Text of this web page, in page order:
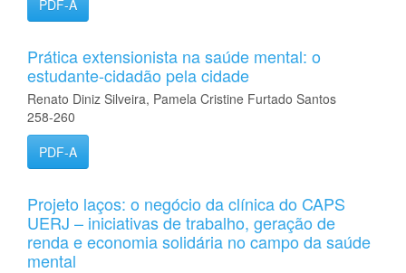
PDF-A
Prática extensionista na saúde mental: o
estudante-cidadão pela cidade
Renato Diniz Silveira, Pamela Cristine Furtado Santos
258-260
PDF-A
Projeto laços: o negócio da clínica do CAPS
UERJ – iniciativas de trabalho, geração de
renda e economia solidária no campo da saúde
mental